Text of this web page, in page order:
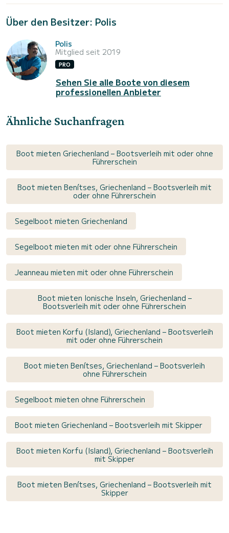
Über den Besitzer: Polis
Polis
Mitglied seit 2019
PRO
Sehen Sie alle Boote von diesem
professionellen Anbieter
Ähnliche Suchanfragen
Boot mieten Griechenland – Bootsverleih mit oder ohne
Führerschein
Boot mieten Benítses, Griechenland – Bootsverleih mit
oder ohne Führerschein
Segelboot mieten Griechenland
Segelboot mieten mit oder ohne Führerschein
Jeanneau mieten mit oder ohne Führerschein
Boot mieten Ionische Inseln, Griechenland –
Bootsverleih mit oder ohne Führerschein
Boot mieten Korfu (Island), Griechenland – Bootsverleih
mit oder ohne Führerschein
Boot mieten Benítses, Griechenland – Bootsverleih
ohne Führerschein
Segelboot mieten ohne Führerschein
Boot mieten Griechenland – Bootsverleih mit Skipper
Boot mieten Korfu (Island), Griechenland – Bootsverleih
mit Skipper
Boot mieten Benítses, Griechenland – Bootsverleih mit
Skipper